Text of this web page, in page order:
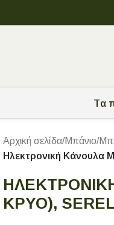
Tα
Αρχική σελίδα/Μπάνιο/
Ηλεκτρονική Κάνουλα
ΚΡΎΟ),